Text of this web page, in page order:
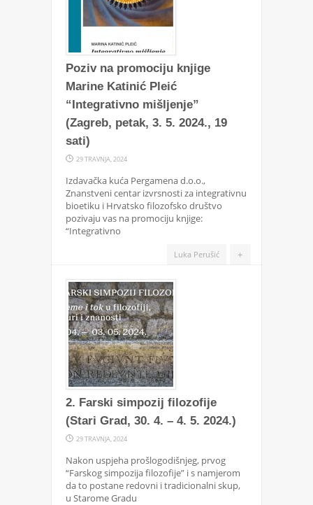
Poziv na promociju knjige
Marine Katinić Pleić
“Integrativno mišljenje”
(Zagreb, petak, 3. 5. 2024., 19
sati)
29 TRAVNJA, 2024
Izdavačka kuća Pergamena d.o.o.,
Znanstveni centar izvrsnosti za integrativnu
bioetiku i Hrvatsko filozofsko društvo
pozivaju vas na promociju knjige:
“Integrativno
+
Luka Perušić
2. Farski simpozij filozofije
(Stari Grad, 30. 4. – 4. 5. 2024.)
29 TRAVNJA, 2024
Nakon uspjeha prošlogodišnjeg, prvog
“Farskog simpozija filozofije” i s namjerom
da to postane redovni i tradicionalni skup,
u Starome Gradu